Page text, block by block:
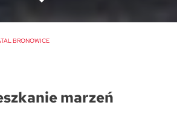
BRONOWICE
marzeń